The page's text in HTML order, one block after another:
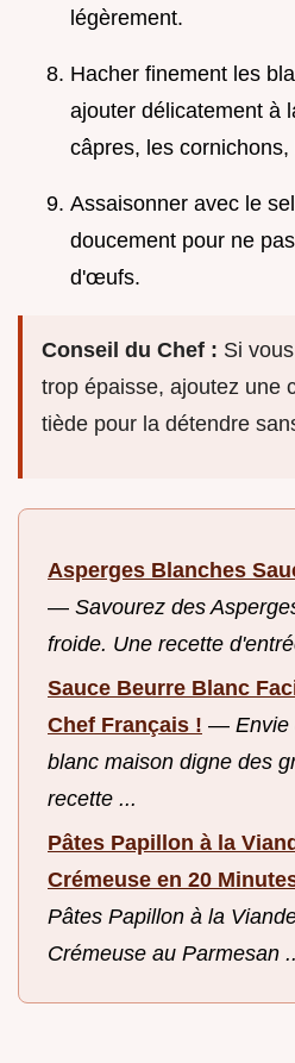
légèrement.
Hacher finement les
ajouter délicatement à
câpres, les
Assaisonner avec le
doucement pour ne
d'œufs.
Conseil du Chef : Si
trop épaisse, ajoutez une
tiède pour la détendre
Asperges Blanches
— Savourez des
froide. Une recette
Sauce Beurre Blanc
Chef Français ! — Envie
blanc maison digne des
recette ...
Pâtes Papillon à la
Crémeuse en 20
Pâtes Papillon à la
Crémeuse au Parmesan